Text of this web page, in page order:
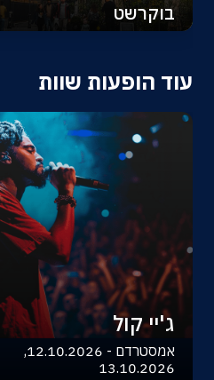
בוקרשט
עוד הופעות שוות
ג'יי קול
אמסטרדם - 12.10.2026,
13.10.2026